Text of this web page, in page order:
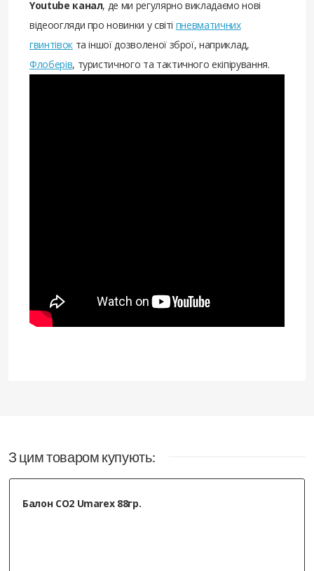
Youtube канал, де ми регулярно викладаємо нові
відеоогляди про новинки у світі пневматичних
гвинтівокта іншої дозволеної зброї, наприклад,
Флоберів, туристичного та тактичного екіпірування.
Увесестый, приятный в использовании,
недавно брал - практически все пульки
З цим товаром купують:
Балон СО2 Umarex 88гр.